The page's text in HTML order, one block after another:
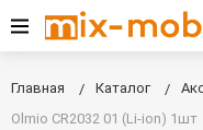
Главная Каталог
Olmio CR2032 01 (Li-ion) 1шт